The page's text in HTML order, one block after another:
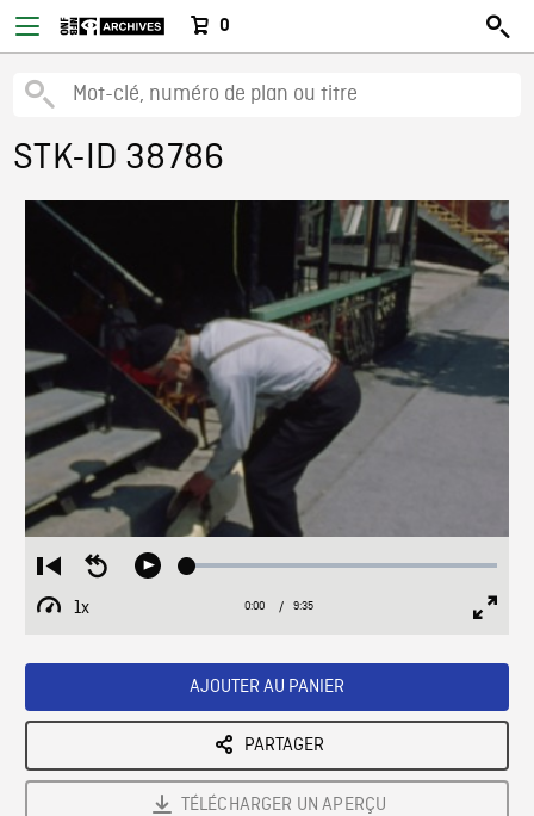
0
STK-ID 38786
Restart
from
beginning
Seek
Play Loaded:
1x
Playback
Current
0:00 / Duration
9:35
AJOUTER AU PANIER
PARTAGER
TÉLÉCHARGER UN APERÇU